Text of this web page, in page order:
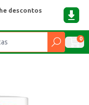
descontos
0